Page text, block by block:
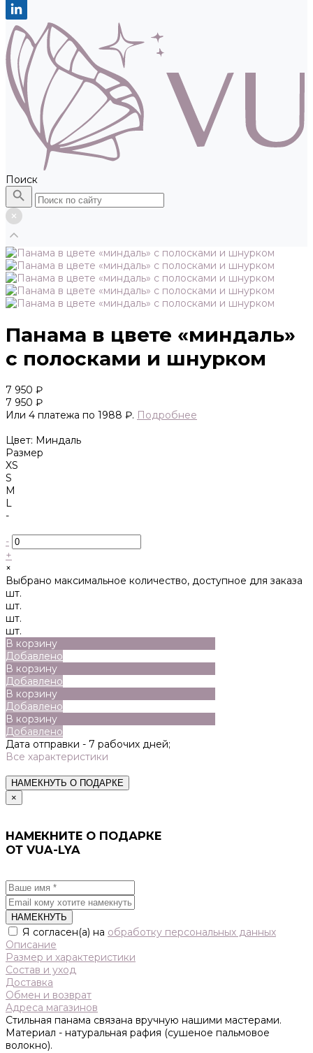
Поиск
Панама в цвете «миндаль»
с полосками и шнурком
7 950 ₽
7 950 ₽
Или 4 платежа по 1988 ₽. Подробнее
Цвет: Миндаль
Размер
XS
S
M
L
-
-
+
×
Выбрано максимальное количество, доступное для заказа
шт.
шт.
шт.
шт.
В корзину
Добавлено
В корзину
Добавлено
В корзину
Добавлено
В корзину
Добавлено
Дата отправки - 7 рабочих дней;
Все характеристики
НАМЕКНУТЬ О ПОДАРКЕ
×
НАМЕКНИТЕ О ПОДАРКЕ
ОТ VUA-LYA
НАМЕКНУТЬ
Я согласен(а) на обработку персональных данных
Описание
Размер и характеристики
Состав и уход
Доставка
Обмен и возврат
Адреса магазинов
Стильная панама связана вручную нашими мастерами.
Материал - натуральная рафия (сушеное пальмовое
волокно).